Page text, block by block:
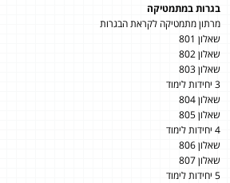
בגרות במתמטיקה
מרתון מתמטיקה לקראת הבגרות
שאלון 801
שאלון 802
שאלון 803
3 יחידות לימוד
שאלון 804
שאלון 805
4 יחידות לימוד
שאלון 806
שאלון 807
5 יחידות לימוד